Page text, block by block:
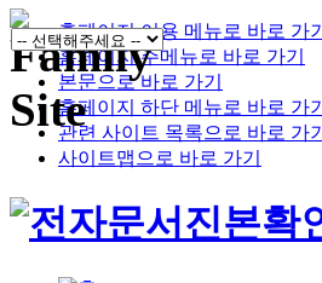
홈페이지 이용 메뉴로 바로 가기
홈페이지 주메뉴로 바로 가기
본문으로 바로 가기
홈페이지 하단 메뉴로 바로 가기
관련 사이트 목록으로 바로 가기
사이트맵으로 바로 가기